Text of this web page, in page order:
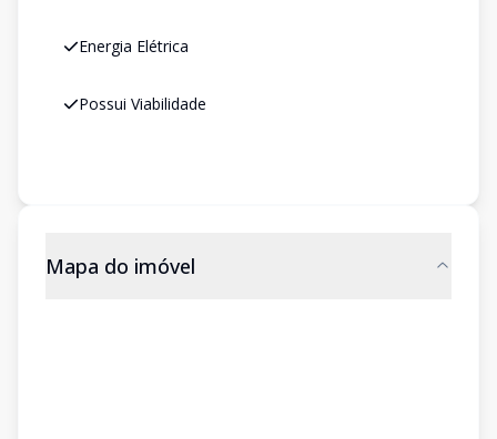
Energia Elétrica
Possui Viabilidade
Mapa do imóvel